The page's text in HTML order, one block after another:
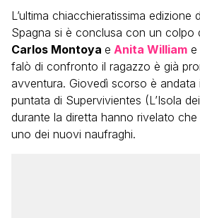
L’ultima chiacchieratissima edizione
Spagna si è conclusa con un colpo
Carlos Montoya e Anita William e
falò di confronto il ragazzo è già
avventura. Giovedì scorso è andata
puntata di Supervivientes (L’Isola
durante la diretta hanno rivelato
uno dei nuovi naufraghi.